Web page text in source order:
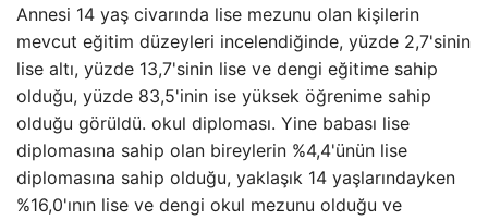
Annesi 14 yaş civarında lise mezunu olan kişilerin
mevcut eğitim düzeyleri incelendiğinde, yüzde 2,7'sinin
lise altı, yüzde 13,7'sinin lise ve dengi eğitime sahip
olduğu, yüzde 83,5'inin ise yüksek öğrenime sahip
olduğu görüldü. okul diploması. Yine babası lise
diplomasına sahip olan bireylerin %4,4'ünün lise
diplomasına sahip olduğu, yaklaşık 14 yaşlarındayken
%16,0'ının lise ve dengi okul mezunu olduğu ve